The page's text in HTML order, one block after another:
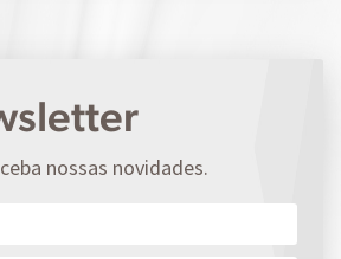
nossas novidades.